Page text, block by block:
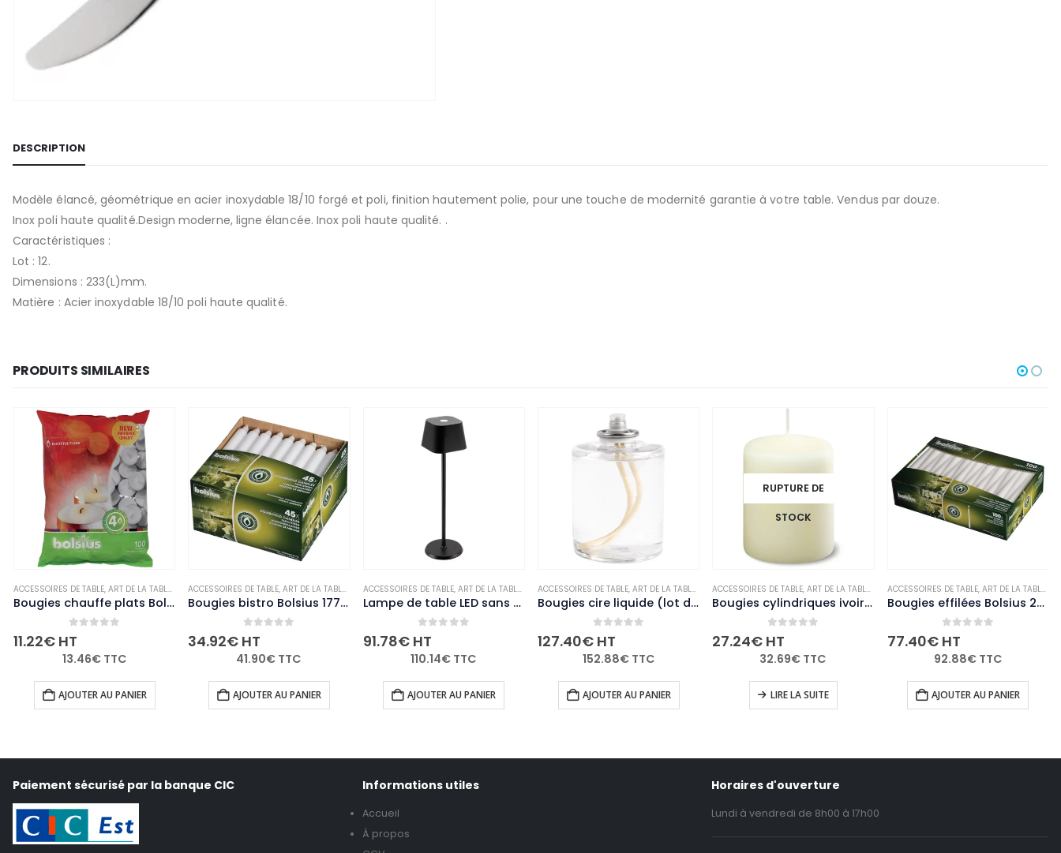
DESCRIPTION
Modèle élancé, géométrique en acier inoxydable 18/10 forgé et poli, finition hautement polie, pour une touche de modernité garantie à votre table. Vendus par douze.
Inox poli haute qualité.Design moderne, ligne élancée. Inox poli haute qualité. .
Caractéristiques :
Lot : 12.
Dimensions : 233(L)mm.
Matière : Acier inoxydable 18/10 poli haute qualité.
PRODUITS SIMILAIRES
BOUGIES ET PHOTOPHORES, NON-PALETTISABLE
ACCESSOIRES DE TABLE, ART DE LA TABLE , BOUGIES ET PHOTOPHORES, NON-PALETTISABLE
Bougies chauffe plats Bolsius 4 heures (Lot de 100)
11.22€HT
13.46€TTC
AJOUTER AU PANIER
ACCESSOIRES DE TABLE,ART DE LA TABLE BOUGIES ET PHOTOPHORES, NON-PALETTISABLE
Bougies bistro Bolsius 177mm blanches (Lot de 45)
34.92€ HT
41.90€ TTC
AJOUTER AU PANIER
ACCESSOIRES DE TABLE, ART DE LA TABLE , NON-PALETTISABLE
Lampe de table LED sans fil noire à intensité variable Securit Georgina avec câble de chargement magnétique
91.78€HT
110.14€ TTC
AJOUTER AU PANIER
ACCESSOIRES DE TABLE, ART DE LA TABLE , BOUGIES ET PHOTOPHORES, NON-PALETTISABLE
Bougies cire liquide (lot de 36)
127.40€HT
152.88€TTC
AJOUTER AU PANIER
RUPTURE DE
STOCK
ACCESSOIRES DE TABLE,ART DE LA TABLE BOUGIES ET PHOTOPHORES, NON-PALETTISABLE
Bougies cylindriques ivoire Bolsius 80mm (lot de 12)
27.24€ HT
32.69€ TTC
LIRE LA SUITE
ACCESSOIRES DE TABLE, ART DE LA TABLE ,
Bougies effilées Bolsius 254mm blanches (Lot de 100)
77.40€HT
92.88€TTC
AJOUTER AU PANIER
Paiement sécurisé par la banque CIC Informations utiles
Accueil
À propos
Horaires d'ouverture
Lundi à vendredi de 8h00 à 17h00